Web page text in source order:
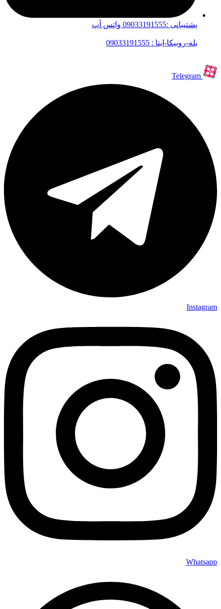
پشتیبانی :09033191555 واتس آپ
بله-روبیکا-ایتا : 09033191555
Telegram
Instagram
Whatsapp